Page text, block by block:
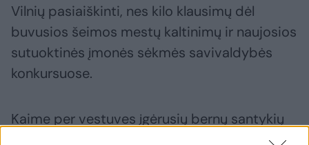
Vilnių pasiaiškinti, nes kilo klausimų dėl
buvusios šeimos mestų kaltinimų ir naujosios
sutuoktinės įmonės sėkmės savivaldybės
konkursuose.
Kaime per vestuves įgėrusių bernų santykių